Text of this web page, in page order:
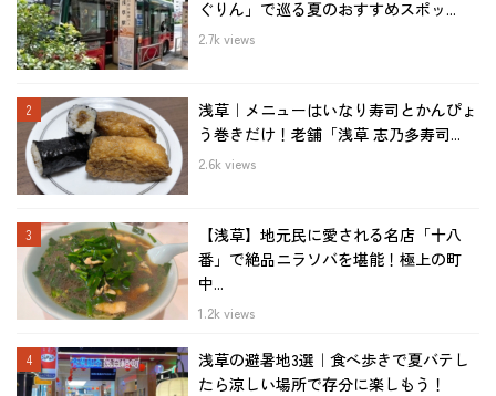
ぐりん」で巡る夏のおすすめスポッ...
2.7k views
浅草｜メニューはいなり寿司とかんぴょ
う巻きだけ！老舗「浅草 志乃多寿司...
2.6k views
【浅草】地元民に愛される名店「十八
番」で絶品ニラソバを堪能！極上の町
中...
1.2k views
浅草の避暑地3選｜食べ歩きで夏バテし
たら涼しい場所で存分に楽しもう！